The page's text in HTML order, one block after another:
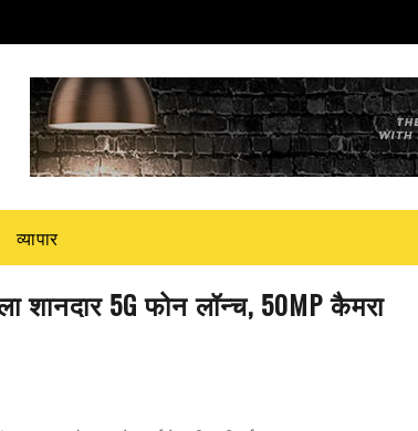
व्यापार
शानदार 5G फोन लॉन्च, 50MP कैमरा